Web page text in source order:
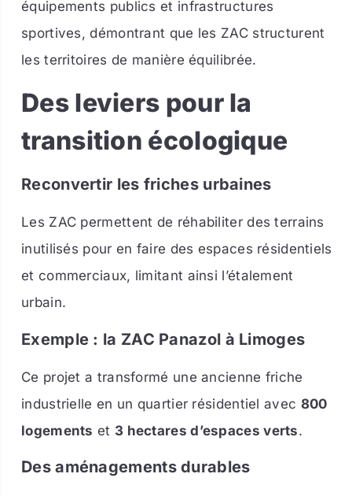
équipements publics et infrastructures
sportives, démontrant que les ZAC structurent
les territoires de manière équilibrée.
Des leviers pour la
transition écologique
Reconvertir les friches urbaines
Les ZAC permettent de réhabiliter des terrains
inutilisés pour en faire des espaces résidentiels
et commerciaux, limitant ainsi l’étalement
urbain.
Exemple : la ZAC Panazol à Limoges
Ce projet a transformé une ancienne friche
industrielle en un quartier résidentiel avec 800
logements et 3 hectares d’espaces verts.
Des aménagements durables